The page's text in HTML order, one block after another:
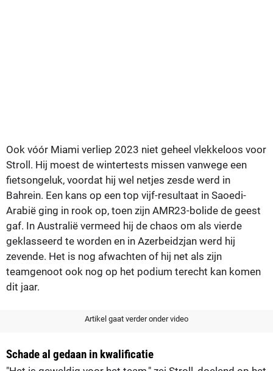
Ook vóór Miami verliep 2023 niet geheel vlekkeloos voor
Stroll. Hij moest de wintertests missen vanwege een
fietsongeluk, voordat hij wel netjes zesde werd in
Bahrein. Een kans op een top vijf-resultaat in Saoedi-
Arabië ging in rook op, toen zijn AMR23-bolide de geest
gaf. In Australië vermeed hij de chaos om als vierde
geklasseerd te worden en in Azerbeidzjan werd hij
zevende. Het is nog afwachten of hij net als zijn
teamgenoot ook nog op het podium terecht kan komen
dit jaar.
Artikel gaat verder onder video
Schade al gedaan in kwalificatie